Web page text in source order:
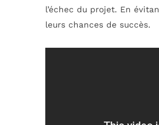
l’échec du projet. En
leurs chances de succès.